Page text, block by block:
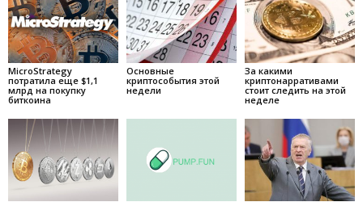
MicroStrategy
потратила еще $1,1
млрд на покупку
биткоина
Основные
криптособытия этой
недели
За какими
криптонарративами
стоит следить на этой
неделе